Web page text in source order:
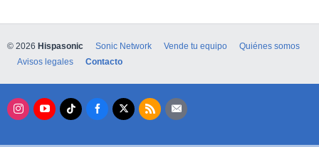
© 2026 Hispasonic Sonic Network Vende tu equipo
Quiénes somos
Avisos legales
Contacto